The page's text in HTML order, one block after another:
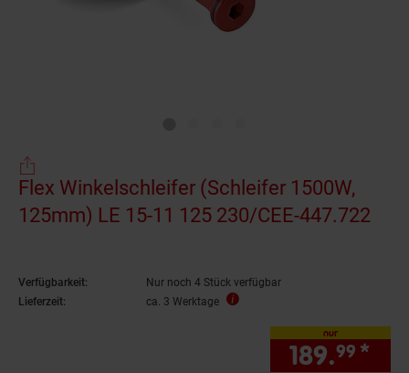
Flex Winkelschleifer (Schleifer 1500W,
125mm) LE 15-11 125 230/CEE-447.722
Verfügbarkeit:
Nur noch 4 Stück verfügbar
Lieferzeit:
ca. 3 Werktage
nur
189.99 *